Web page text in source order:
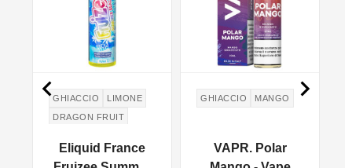
GHIACCIO
LIMONE
DRAGON FRUIT
Eliquid France
GHIACCIO MANGO
VAPR. Polar
 